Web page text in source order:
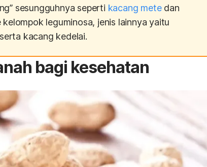
sesungguhnya seperti kacang metedan
leguminosa, jenis lainnya yaitu
kacang kedelai.
bagi kesehatan